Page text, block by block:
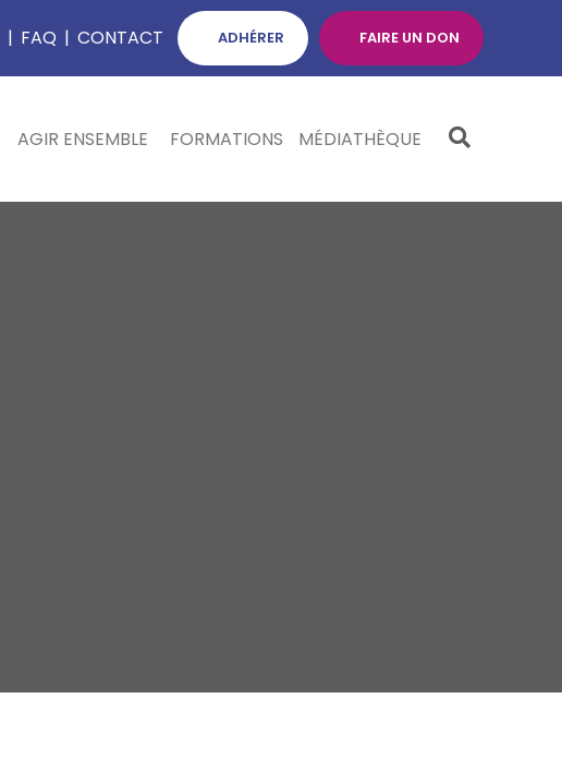
| FAQ | CONTACT ADHÉRER FAIRE UN DON
AGIR ENSEMBLE FORMATIONS MÉDIATHÈQUE